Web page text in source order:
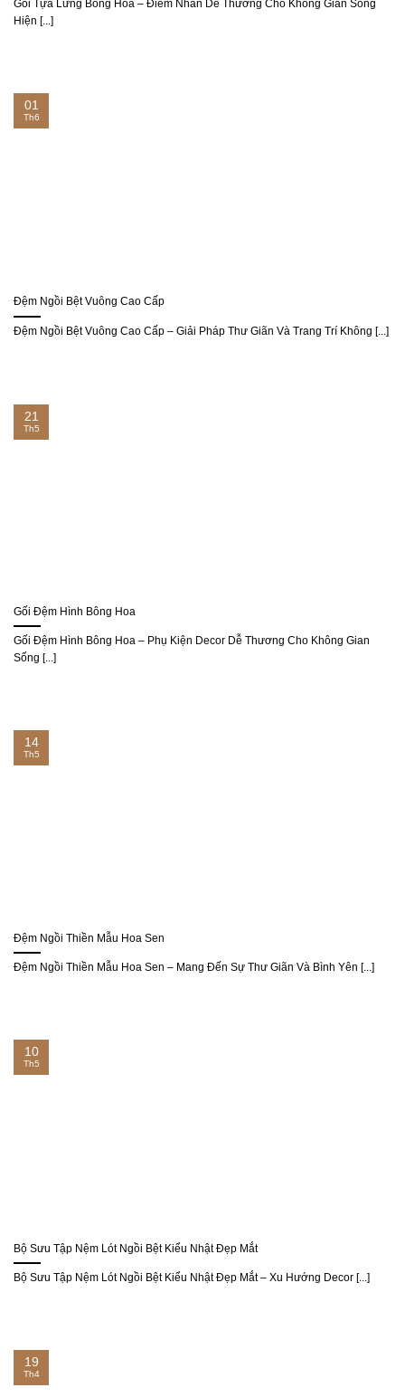
Gối Tựa Lưng Bông Hoa – Điểm Nhấn Dễ Thương Cho Không Gian Sống
Hiện [...]
Đệm Ngồi Bệt Vuông Cao Cấp
Đệm Ngồi Bệt Vuông Cao Cấp – Giải Pháp Thư Giãn Và Trang Trí Không [...]
01
Th6
Gối Đệm Hình Bông Hoa
Gối Đệm Hình Bông Hoa – Phụ Kiện Decor Dễ Thương Cho Không Gian
Sống [...]
21
Th5
Đệm Ngồi Thiền Mẫu Hoa Sen
Đệm Ngồi Thiền Mẫu Hoa Sen – Mang Đến Sự Thư Giãn Và Bình Yên [...]
14
Th5
Bộ Sưu Tập Nệm Lót Ngồi Bệt Kiểu Nhật Đẹp Mắt
Bộ Sưu Tập Nệm Lót Ngồi Bệt Kiểu Nhật Đẹp Mắt – Xu Hướng Decor [...]
10
Th5
19
Th4